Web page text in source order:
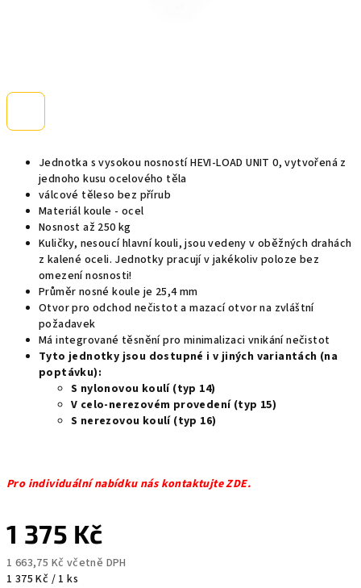
Jednotka s vysokou nosností HEVI-LOAD UNIT 0, vytvořená z
jednoho kusu ocelového těla
válcové těleso bez přírub
Materiál koule - ocel
Nosnost až 250 kg
Kuličky, nesoucí hlavní kouli, jsou vedeny v oběžných drahách
z kalené oceli. Jednotky pracují v jakékoliv poloze bez
omezení nosnosti!
Průměr nosné koule je 25,4 mm
Otvor pro odchod nečistot a mazací otvor na zvláštní
požadavek
Má integrované těsnění pro minimalizaci vnikání nečistot
Tyto jednotky jsou dostupné i v jiných variantách (na
poptávku):
S nylonovou koulí (typ 14)
V celo-nerezovém provedení (typ 15)
S nerezovou koulí (typ 16)
Pro individuální nabídku nás kontaktujte ZDE.
1 375 Kč
1 663,75 Kč včetně DPH
Měrná
1 375 Kč / 1 ks